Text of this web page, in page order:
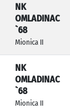
NK
OMLADINAC
`68
Mionica II
NK
OMLADINAC
`68
Mionica II